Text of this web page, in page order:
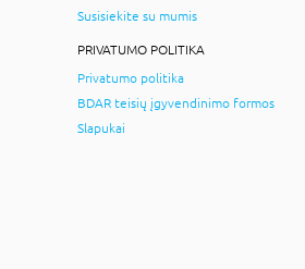
Susisiekite su mumis
PRIVATUMO POLITIKA
Privatumo politika
BDAR teisių įgyvendinimo formos
Slapukai